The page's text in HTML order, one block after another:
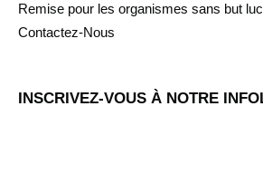
Remise pour les organismes sans but
Contactez-Nous
INSCRIVEZ-VOUS À NOTRE